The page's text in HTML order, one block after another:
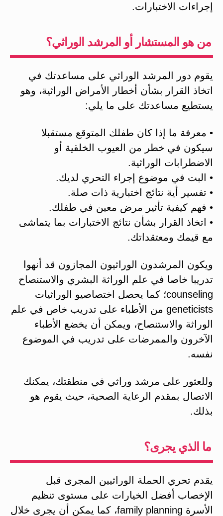
إجراءات الاختبارات.
من هو المستشار أو المرشد الوراثي؟
يقوم دور المرشد الوراثي على مساعدتك في
اتخاذ القرار بشأن أخطار الأمراض الوراثية، وهو
يستطيع مساعدتك على ما يلي:
• معرفة ما إذا كان طفلك المتوقع مستقبلا
سيكون في خطر من العيوب الخلقية أو
الاضطرابات الوراثية.
• البت في موضوع إجراء التحري لديك.
• تفسير أية نتائج اختبارية ذات صلة.
• فهم كيفية تأثير مرض معين في طفلك.
• اتخاذ القرار بشأن نتائج الاختبارات بما يتماشى
مع قيمك ومعتقداتك.
ويكون المرشدون الوراثيون المجازون قد أنهوا
تدريبا خاصا في علم الوراثة البشري والاستنصاح
counseling؛ كما يحصل اختصاصيو الوراثيات
geneticists من الأطباء على تدريب خاص في علم
الوراثة والاستنصاح، ويمكن أن يخضع الأطباء
الآخرون والممرضات على تدريب في الموضوع
نفسه.
وللعثور على مرشد وراثي في منطقتك، يمكنك
الاتصال بمقدم الرعاية الصحية، حيث يقوم هو
بذلك.
ما الذي يجرى؟
يقدم تحري الحملة الوراثيين المجرى قبل
الإخصاب أفضل الخيارات على مستوى تنظيم
الأسرة family planning، كما يمكن أن يجرى خلال